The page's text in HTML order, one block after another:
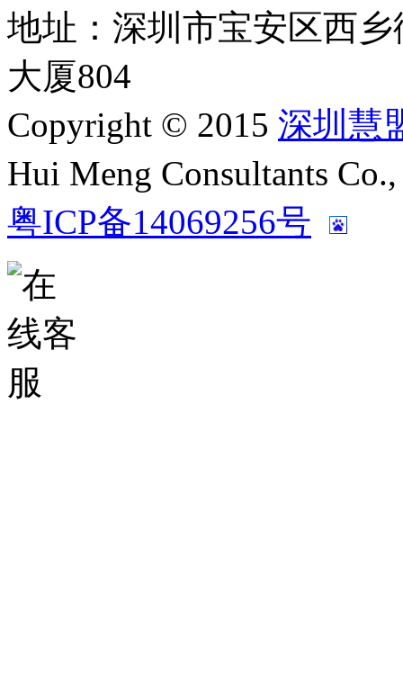
地址：深圳市宝安区西
大厦804
Copyright © 2015 深圳慧
Hui Meng Consultants
粤ICP备14069256号